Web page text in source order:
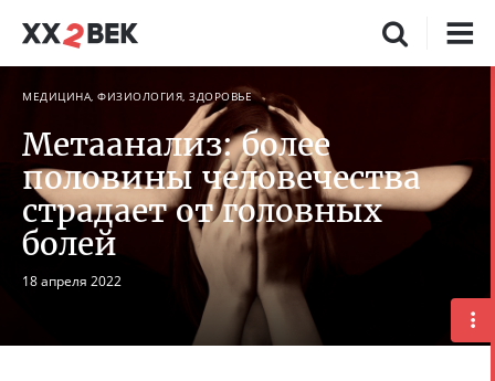
МЕДИЦИНА, ФИЗИОЛОГИЯ, ЗДОРОВЬЕ
Метаанализ: более
половины человечества
страдает от головных
болей
18 апреля 2022